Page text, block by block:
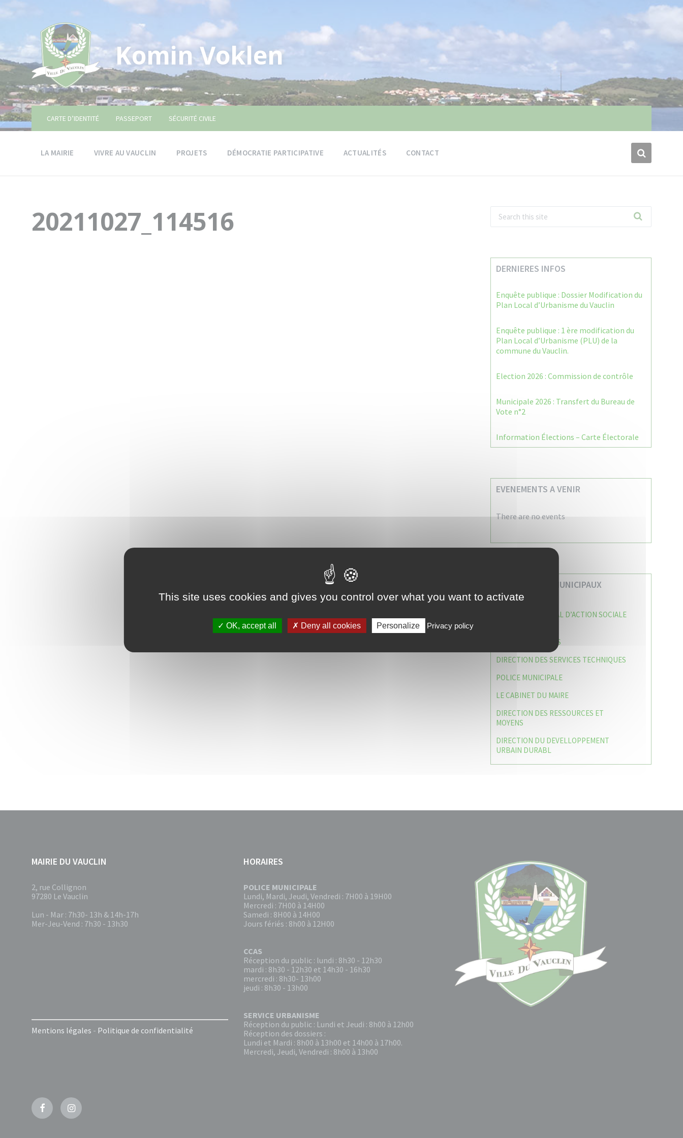
Komin Voklen
CARTE D’IDENTITÉ PASSEPORT SÉCURITÉ CIVILE
LA MAIRIE VIVRE AU VAUCLIN PROJETS DÉMOCRATIE PARTICIPATIVE ACTUALITÉS CONTACT
20211027_114516
DERNIERES INFOS
Enquête publique : Dossier Modification du
Plan Local d’Urbanisme du Vauclin
Enquête publique : 1 ère modification du
Plan Local d’Urbanisme (PLU) de la
commune du Vauclin.
Election 2026 : Commission de contrôle
Municipale 2026 : Transfert du Bureau de
Vote n°2
Information Élections – Carte Électorale
EVENEMENTS A VENIR
There are no events
VOS SERVICES MUNICIPAUX
CENTRE COMMUNAL D’ACTION SOCIALE
CAISSE DES ÉCOLES
DIRECTION DES SERVICES TECHNIQUES
POLICE MUNICIPALE
LE CABINET DU MAIRE
DIRECTION DES RESSOURCES ET
MOYENS
DIRECTION DU DEVELLOPPEMENT
URBAIN DURABL
MAIRIE DU VAUCLIN
2, rue Collignon
97280 Le Vauclin
Lun - Mar : 7h30- 13h & 14h-17h
Mer-Jeu-Vend : 7h30 - 13h30
Mentions légales - Politique de confidentialité
HORAIRES
POLICE MUNICIPALE
Lundi, Mardi, Jeudi, Vendredi : 7H00 à 19H00
Mercredi : 7H00 à 14H00
Samedi : 8H00 à 14H00
Jours fériés : 8h00 à 12H00
CCAS
Réception du public : lundi : 8h30 - 12h30
mardi : 8h30 - 12h30 et 14h30 - 16h30
mercredi : 8h30- 13h00
jeudi : 8h30 - 13h00
SERVICE URBANISME
Réception du public : Lundi et Jeudi : 8h00 à 12h00
Réception des dossiers :
Lundi et Mardi : 8h00 à 13h00 et 14h00 à 17h00.
Mercredi, Jeudi, Vendredi : 8h00 à 13h00
FacebookInstagram
This site uses cookies and gives you control over what you want to activate
OK, accept all Deny all cookies Personalize Privacy policy